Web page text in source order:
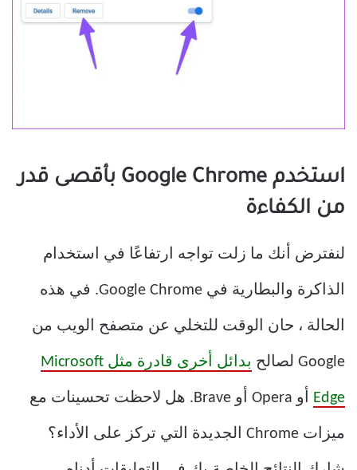
استخدم Google Chrome بأقصى قدر
من الكفاءة
لنفترض أنك ما زلت تواجه ارتفاعًا في استخدام
الذاكرة والبطارية في Google Chrome. في هذه
الحالة ، حان الوقت للتخلي عن متصفح الويب من
Google لصالح بدائل أخرى قادرة مثل Microsoft
Edge أو Opera أو Brave. هل لاحظت تحسينات مع
ميزات Chrome الجديدة التي تركز على الأداء؟